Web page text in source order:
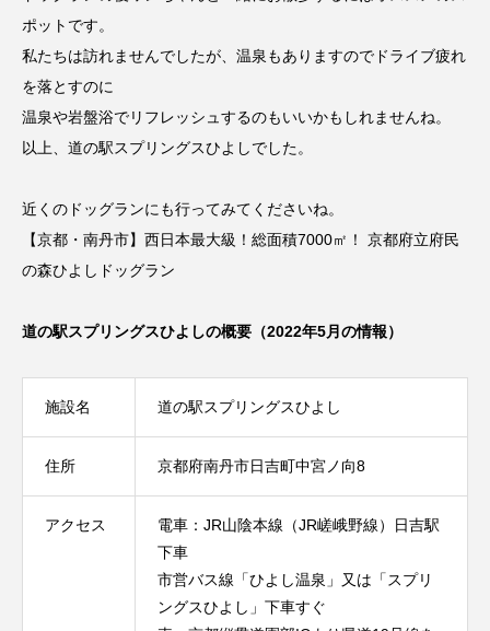
ポットです。
私たちは訪れませんでしたが、温泉もありますのでドライブ疲れ
を落とすのに
温泉や岩盤浴でリフレッシュするのもいいかもしれませんね。
以上、道の駅スプリングスひよしでした。
近くのドッグランにも行ってみてくださいね。
【京都・南丹市】西日本最大級！総面積7000㎡！ 京都府立府民
の森ひよしドッグラン
道の駅スプリングスひよしの概要（2022年5月の情報）
施設名 道の駅スプリングスひよし
住所 京都府南丹市日吉町中宮ノ向8
アクセス
電車：JR山陰本線（JR嵯峨野線）日吉駅
下車
市営バス線「ひよし温泉」又は「スプリ
ングスひよし」下車すぐ